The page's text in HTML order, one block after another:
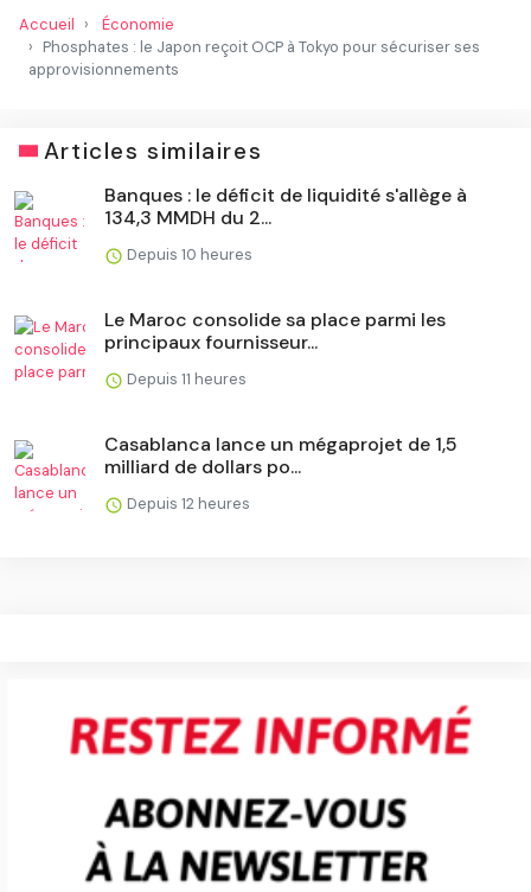
Accueil
Économie
Phosphates : le Japon reçoit OCP à Tokyo pour sécuriser ses
approvisionnements
Articles similaires
Banques : le déficit de liquidité s'allège à
134,3 MMDH du 2...
Depuis 10 heures
Le Maroc consolide sa place parmi les
principaux fournisseur...
Depuis 11 heures
Casablanca lance un mégaprojet de 1,5
milliard de dollars po...
Depuis 12 heures